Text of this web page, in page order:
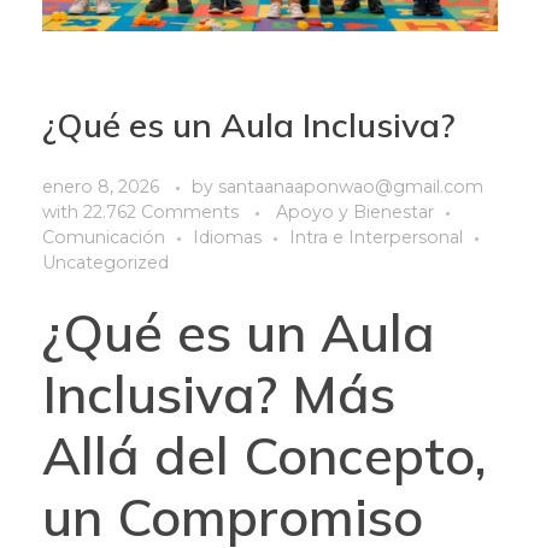
¿Qué es un Aula Inclusiva?
enero 8, 2026 by santaanaaponwao@gmail.com
with 22.762 Comments
Apoyo y Bienestar
Comunicación
Idiomas
Intra e Interpersonal
Uncategorized
¿Qué es un Aula
Inclusiva? Más
Allá del Concepto,
un Compromiso